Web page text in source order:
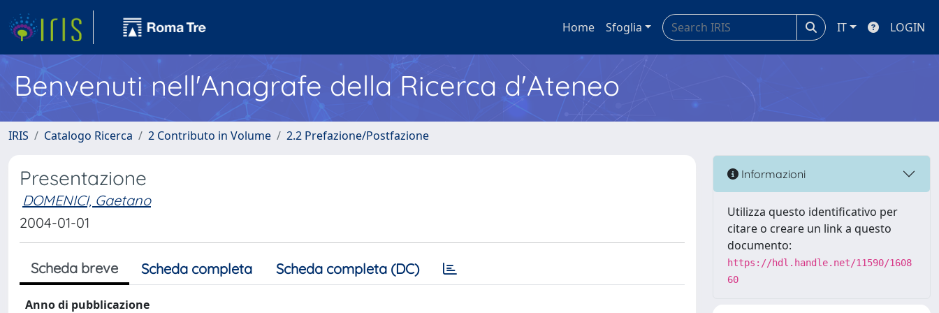
Home Sfoglia IT LOGIN
Benvenuti nell'Anagrafe della Ricerca d'Ateneo
IRIS Catalogo Ricerca 2 Contributo in Volume 2.2 Prefazione/Postfazione
Presentazione
DOMENICI, Gaetano
2004-01-01
Scheda breve Scheda completa Scheda completa (DC)
Anno di pubblicazione
Informazioni
Utilizza questo identificativo per
citare o creare un link a questo
documento:
https://hdl.handle.net/11590/1608
60